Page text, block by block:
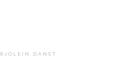
DANST.